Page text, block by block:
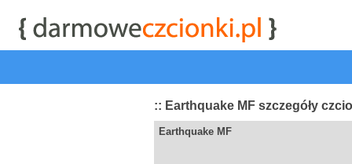
| przeglądaj |najwyżej
:: Earthquake MF szczegóły
Earthquake MF